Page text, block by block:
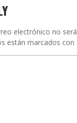
electrónico no
están marcados con